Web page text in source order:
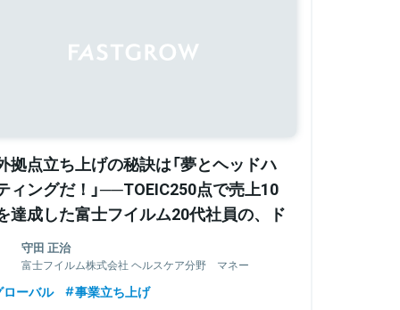
拠点立ち上げの秘訣は「夢とヘッドハ
ィングだ！」──TOEIC250点で売上10
達成した富士フイルム20代社員の、ド
事業開発奮闘記
守田 正治
富士フイルム株式会社 ヘルスケア分野 マネー
ローバル
事業立ち上げ